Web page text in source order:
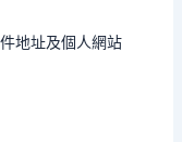
地址及個人網站